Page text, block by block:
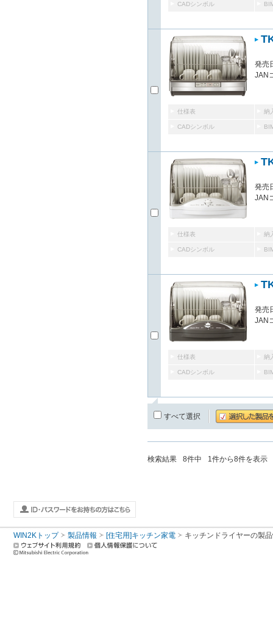
CADシンボル
発売
JAN
仕様表 納
CADシンボル
発売
JAN
仕様表 納
CADシンボル
発売
JAN
仕様表 納
CADシンボル
すべて選択
検索結果 8件中 1件から8件を表示
WIN2Kトップ 製品情報 [住宅用]キッチン家電 キッチンドライヤーの製